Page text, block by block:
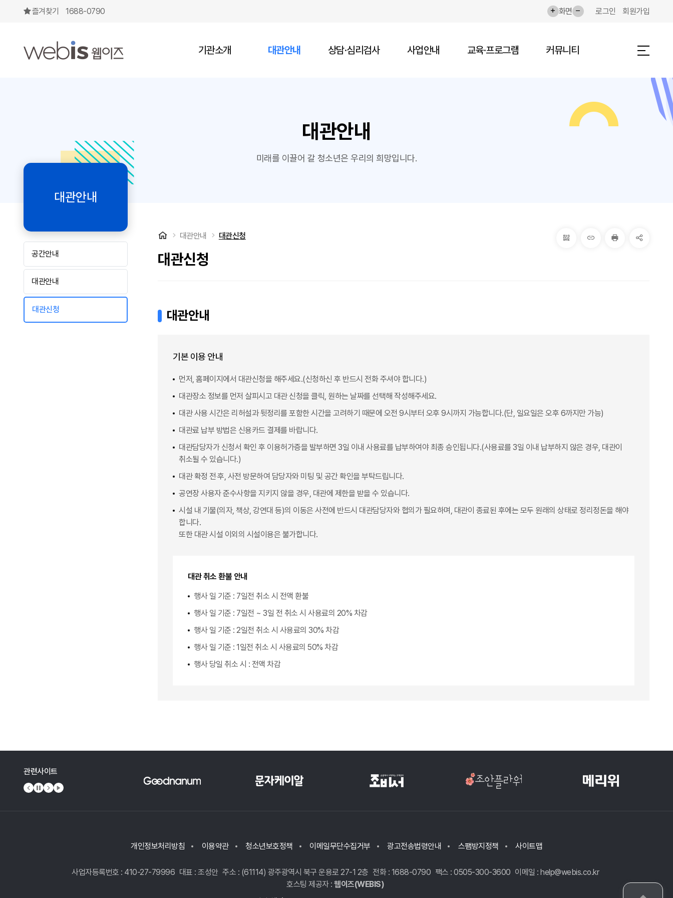
즐겨찾기 1688-0790 화면확대
화면 화면축소
로그인
회원가입
기관소개 대관안내 상담·심리검사 사업안내 교육·프로그램 커뮤니티
전체메뉴
대관안내
미래를 이끌어 갈 청소년은 우리의 희망입니다.
처음으로
대관안내 대관신청 QRcode주소복사 프린터 공유
대관신청
대관안내
기본 이용 안내
먼저, 홈페이지에서 대관신청을 해주세요.(신청하신 후 반드시 전화 주셔야 합니다.)
대관장소 정보를 먼저 살피시고 대관 신청을 클릭, 원하는 날짜를 선택해 작성해주세요.
대관 사용 시간은 리허설과 뒷정리를 포함한 시간을 고려하기 때문에 오전 9시부터 오후 9시까지 가능합니다.(단, 일요일은 오후 6까지만 가능)
대관료 납부 방법은 신용카드 결제를 바랍니다.
대관담당자가 신청서 확인 후 이용허가증을 발부하면 3일 이내 사용료를 납부하여야 최종 승인됩니다.(사용료를 3일 이내 납부하지 않은 경우, 대관이
취소될 수 있습니다.)
대관 확정 전‧후, 사전 방문하여 담당자와 미팅 및 공간 확인을 부탁드립니다.
공연장 사용자 준수사항을 지키지 않을 경우, 대관에 제한을 받을 수 있습니다.
시설 내 기물(의자, 책상, 강연대 등)의 이동은 사전에 반드시 대관담당자와 협의가 필요하며, 대관이 종료된 후에는 모두 원래의 상태로 정리정돈을 해야
합니다.
또한 대관 시설 이외의 시설이용은 불가합니다.
대관 취소 환불 안내
행사 일 기준 : 7일전 취소 시 전액 환불
행사 일 기준 : 7일전 ~ 3일 전 취소 시 사용료의 20% 차감
행사 일 기준 : 2일전 취소 시 사용료의 30% 차감
행사 일 기준 : 1일전 취소 시 사용료의 50% 차감
행사 당일 취소 시 : 전액 차감
대관안내
공간안내
대관안내
대관신청
관련사이트
이전 배너
배너 정지
다음 배너
배너 재생
개인정보처리방침 이용약관 청소년보호정책 이메일무단수집거부 광고전송법령안내 스팸방지정책 사이트맵
사업자등록번호 : 410-27-79996 대표 : 조성안 주소 : (61114) 광주광역시 북구 운용로 27-1 2층 전화 : 1688-0790 팩스 : 0505-300-3600 이메일 : help@webis.co.kr
호스팅 제공자 : 웹이즈(WEBIS)